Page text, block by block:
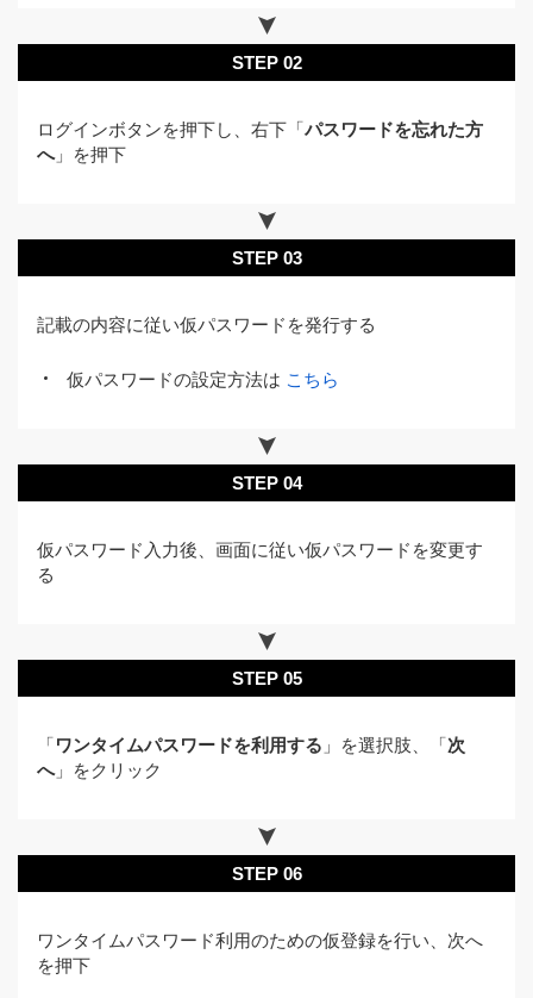
STEP 02
ログインボタンを押下し、右下「パスワードを忘れた方
へ」を押下
STEP 03
記載の内容に従い仮パスワードを発行する
仮パスワードの設定方法は こちら
STEP 04
仮パスワード入力後、画面に従い仮パスワードを変更す
る
STEP 05
「ワンタイムパスワードを利用する 」を選択肢、「次
へ」をクリック
STEP 06
ワンタイムパスワード利用のための仮登録を行い、次へ
を押下